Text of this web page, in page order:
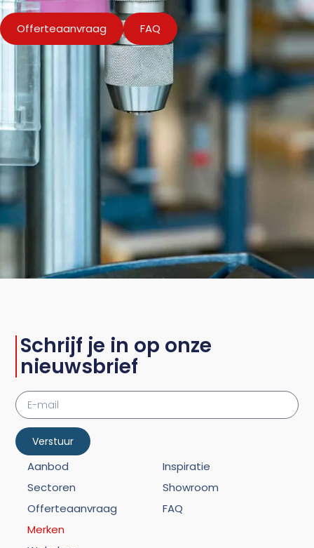
Offerteaanvraag FAQ
Schrijf je in op onze
nieuwsbrief
Verstuur
Inspiratie
Showroom
FAQ
Aanbod
Sectoren
Offerteaanvraag
Merken